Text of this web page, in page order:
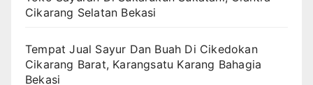
Cikarang Selatan Bekasi
Tempat Jual Sayur Dan Buah Di Cikedokan
Cikarang Barat, Karangsatu Karang Bahagia
Bekasi